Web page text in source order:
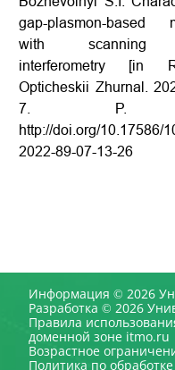
gap-plasmon-based
with scanning
interferometry [in
Opticheskii Zhurnal.
7. P.
http://doi.org/10.17586/
2022-89-07-13-26
Информация © 2026
Разработка © 2026
Правила
доменной зоне itmo.ru
Возрастное
Политика по